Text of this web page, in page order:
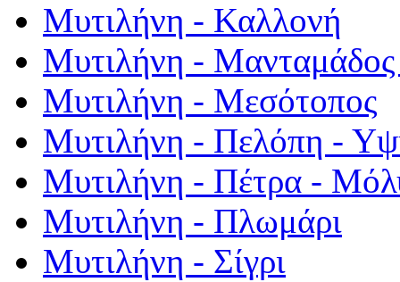
Μυτιλήνη - Καλλονή
Μυτιλήνη - Μανταμάδος
Μυτιλήνη - Μεσότοπος
Μυτιλήνη - Πελόπη -
Μυτιλήνη - Πέτρα -
Μυτιλήνη - Πλωμάρι
Μυτιλήνη - Σίγρι